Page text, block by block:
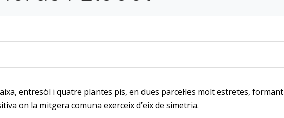
entresòl i quatre plantes pis, en dues parcel·les molt estretes, formant
on la mitgera comuna exerceix d’eix de simetria.